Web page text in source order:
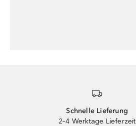
Schnelle Lieferung
2–4 Werktage Lieferzeit